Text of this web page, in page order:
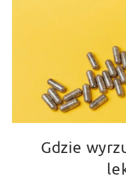
Gdzie